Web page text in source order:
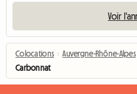
Voir
Colocations › Auvergne-Rhône-Alpes
Carbonnat